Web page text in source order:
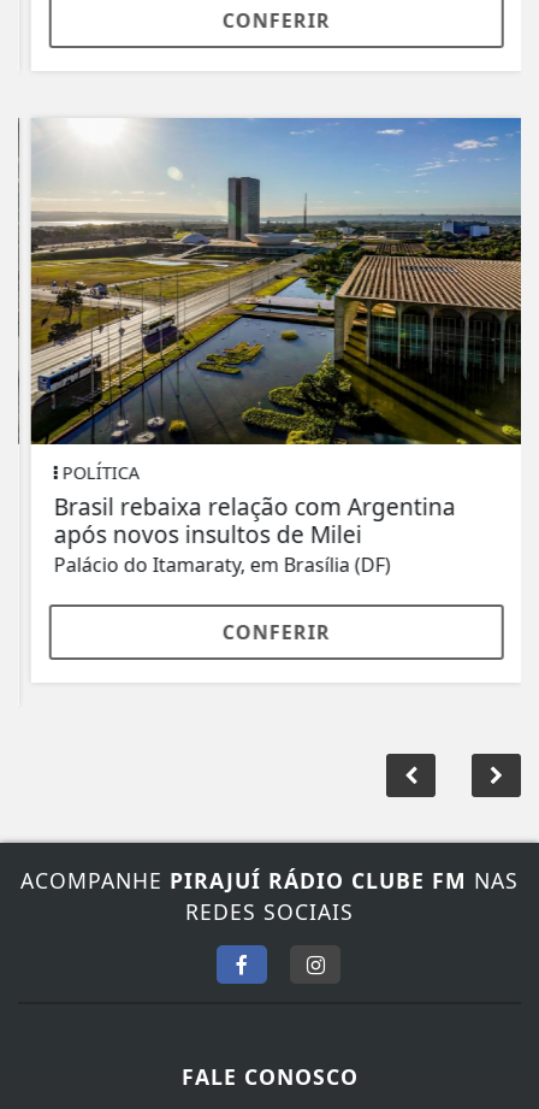
CONFERIR
POLÍTICA
Brasil rebaixa relação com Argentina
após novos insultos de Milei
Palácio do Itamaraty, em Brasília (DF)
CONFERIR
REDES SOCIAIS